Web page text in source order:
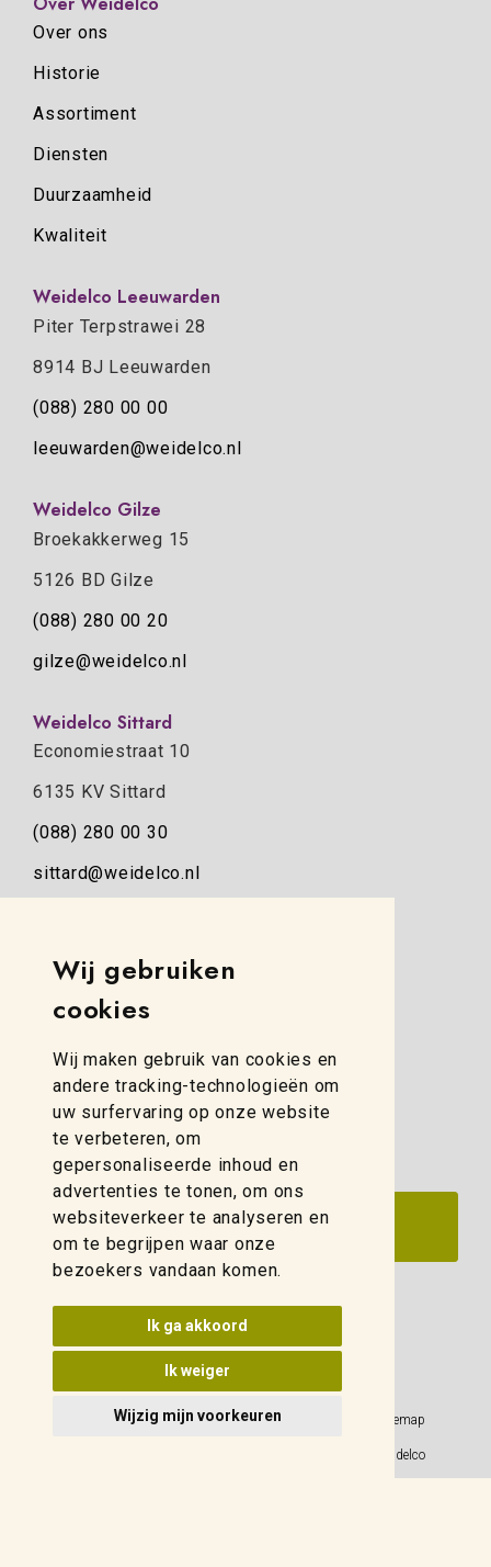
Wij gebruiken
cookies
Wij maken gebruik van cookies en
andere tracking-technologieën om
uw surfervaring op onze website
te verbeteren, om
gepersonaliseerde inhoud en
advertenties te tonen, om ons
websiteverkeer te analyseren en
om te begrijpen waar onze
bezoekers vandaan komen.
Ik ga akkoord
Ik weiger
Wijzig mijn voorkeuren
Over ons
Historie
Assortiment
Diensten
Duurzaamheid
Kwaliteit
Weidelco Leeuwarden
Piter Terpstrawei 28
8914 BJ Leeuwarden
(088) 280 00 00
leeuwarden@weidelco.nl
Weidelco Gilze
Broekakkerweg 15
5126 BD Gilze
(088) 280 00 20
gilze@weidelco.nl
Weidelco Sittard
Economiestraat 10
6135 KV Sittard
(088) 280 00 30
sittard@weidelco.nl
Simon Stevinweg 8
8013 NB Zwolle
zwolle@weidelco.nl
Update cookies voorkeuren
Privacy Policy Sitemap
© 2026 Weidelco